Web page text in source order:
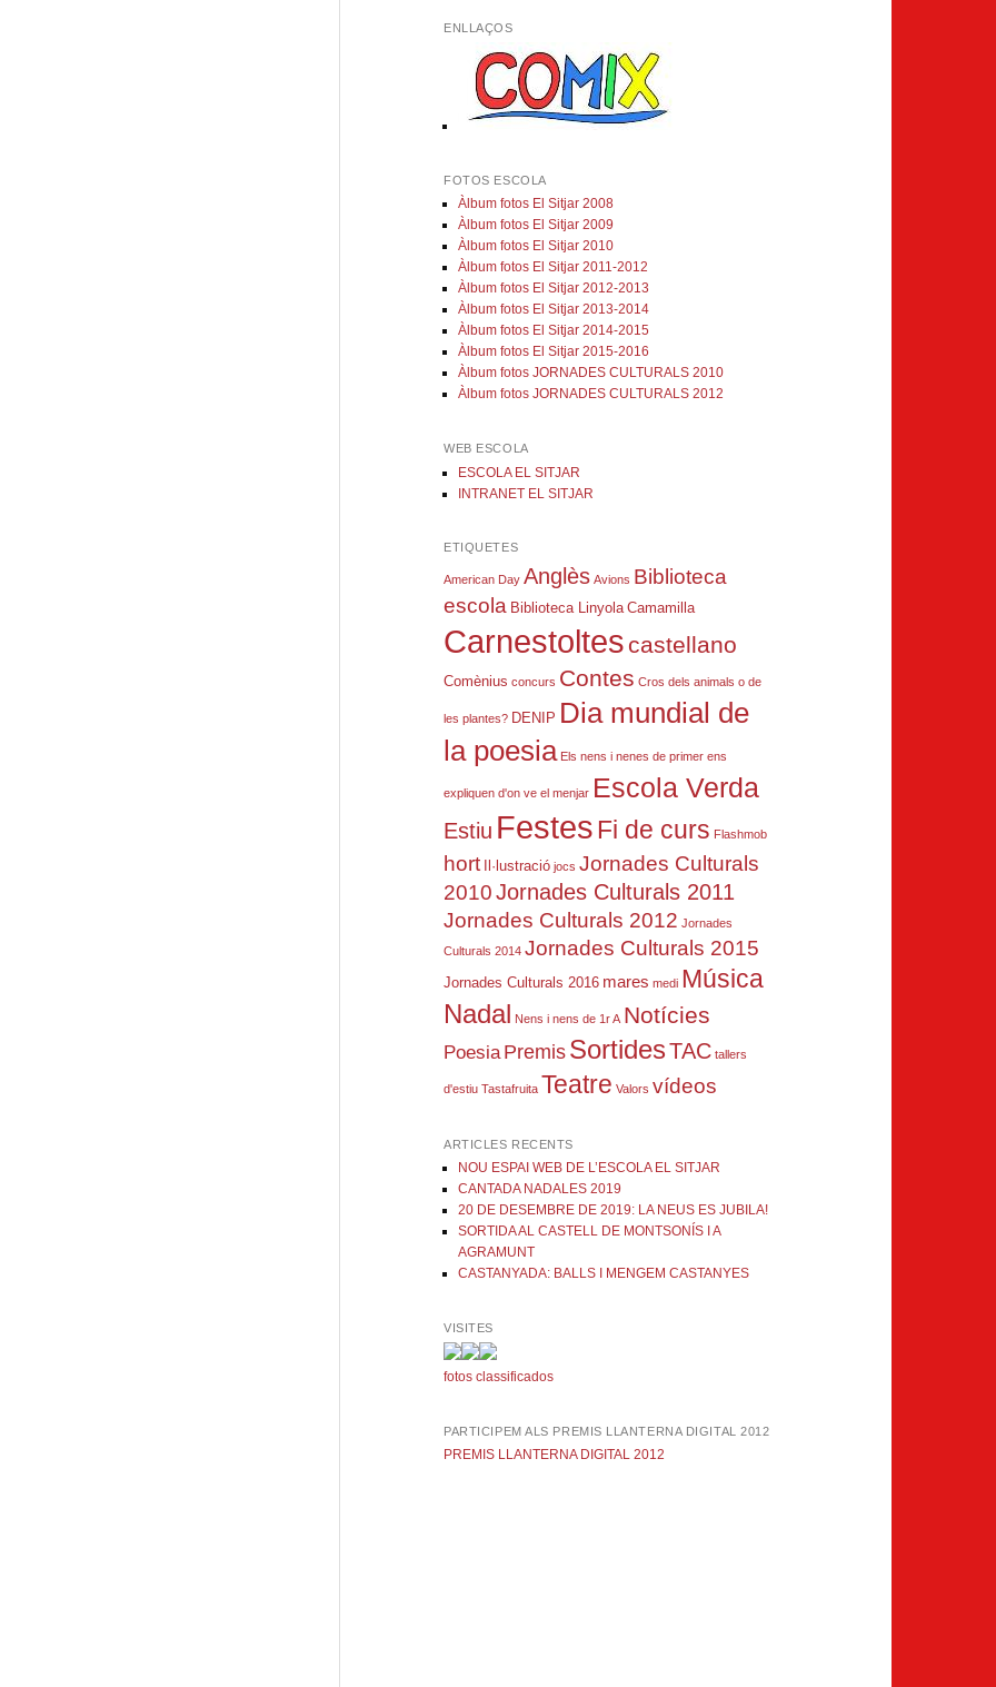
ENLLAÇOS
FOTOS ESCOLA
Àlbum fotos El Sitjar 2008
Àlbum fotos El Sitjar 2009
Àlbum fotos El Sitjar 2010
Àlbum fotos El Sitjar 2011-2012
Àlbum fotos El Sitjar 2012-2013
Àlbum fotos El Sitjar 2013-2014
Àlbum fotos El Sitjar 2014-2015
Àlbum fotos El Sitjar 2015-2016
Àlbum fotos JORNADES CULTURALS 2010
Àlbum fotos JORNADES CULTURALS 2012
WEB ESCOLA
ESCOLA EL SITJAR
INTRANET EL SITJAR
ETIQUETES
American Day Anglès Avions Biblioteca
escola Biblioteca Linyola Camamilla
Carnestoltes castellano
Comènius concurs Contes Cros dels animals o de
les plantes? DENIP Dia mundial de
la poesia Els nens i nenes de primer ens
expliquen d'on ve el menjar Escola Verda
Estiu FestesFi de curs Flashmob
hort Il·lustració jocs Jornades Culturals
2010Jornades Culturals 2011
Jornades Culturals 2012 Jornades
Culturals 2014 Jornades Culturals 2015
Jornades Culturals 2016 mares medi Música
Nadal Nens i nens de 1r A Notícies
PoesiaPremis SortidesTAC tallers
d'estiu Tastafruita Teatre Valors vídeos
ARTICLES RECENTS
NOU ESPAI WEB DE L’ESCOLA EL SITJAR
CANTADA NADALES 2019
20 DE DESEMBRE DE 2019: LA NEUS ES JUBILA!
SORTIDA AL CASTELL DE MONTSONÍS I A
AGRAMUNT
CASTANYADA: BALLS I MENGEM CASTANYES
VISITES
fotos classificados
PARTICIPEM ALS PREMIS LLANTERNA DIGITAL 2012
PREMIS LLANTERNA DIGITAL 2012